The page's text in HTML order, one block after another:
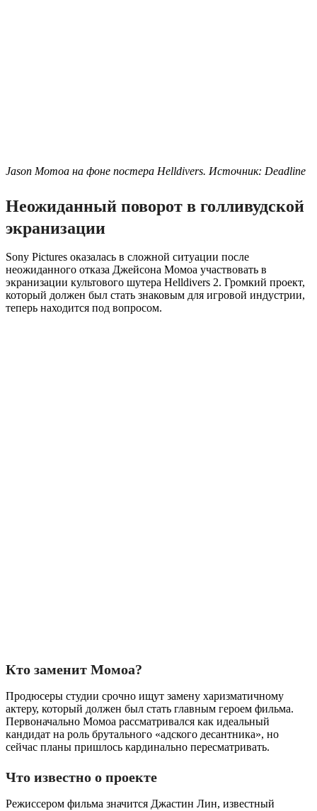
Jason Momoa на фоне постера Helldivers. Источник: Deadline
Неожиданный поворот в голливудской
экранизации
Sony Pictures оказалась в сложной ситуации после
неожиданного отказа Джейсона Момоа участвовать в
экранизации культового шутера Helldivers 2. Громкий проект,
который должен был стать знаковым для игровой индустрии,
теперь находится под вопросом.
Кто заменит Момоа?
Продюсеры студии срочно ищут замену харизматичному
актеру, который должен был стать главным героем фильма.
Первоначально Момоа рассматривался как идеальный
кандидат на роль брутального «адского десантника», но
сейчас планы пришлось кардинально пересматривать.
Что известно о проекте
Режиссером фильма значится Джастин Лин, известный